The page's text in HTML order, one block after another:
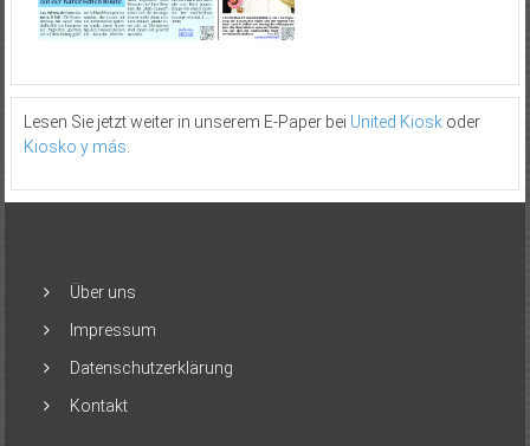
Lesen Sie jetzt weiter in unserem E-Paper bei United Kioskoder
Kiosko y más.
Über uns
Impressum
Datenschutzerklärung
Kontakt